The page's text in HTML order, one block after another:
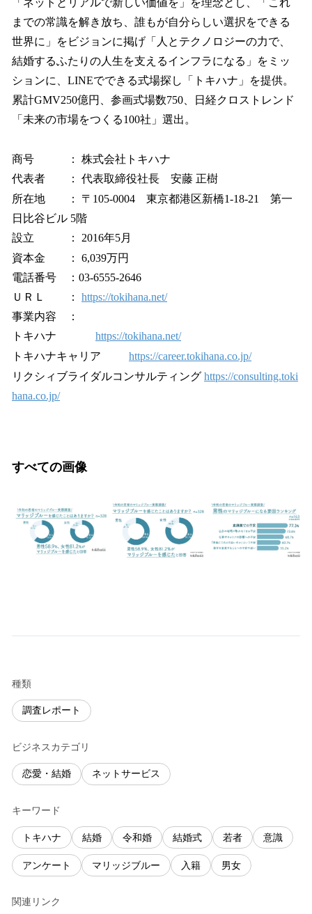
までの常識を解き放ち、誰もが自分らしい選択をできる
世界に」をビジョンに掲げ「人とテクノロジーの力で、
結婚するふたりの人生を支えるインフラになる」をミッ
ションに、LINEでできる式場探し「トキハナ」を提供。
累計GMV250億円、参画式場数750、日経クロストレンド
「未来の市場をつくる100社」選出。
商号 ： 株式会社トキハナ
代表者 ： 代表取締役社長 安藤 正樹
所在地 ： 〒105-0004 東京都港区新橋1-18-21 第一
日比谷ビル 5階
設立 ： 2016年5月
資本金 ： 6,039万円
電話番号 ：03-6555-2646
ＵＲＬ ： https://tokihana.net/
事業内容 ：
トキハナ https://tokihana.net/
トキハナキャリア https://career.tokihana.co.jp/
リクシィブライダルコンサルティング https://consulting.toki
hana.co.jp/
すべての画像
種類
調査レポート
ビジネスカテゴリ
恋愛・結婚 ネットサービス
キーワード
トキハナ 結婚 令和婚 結婚式 若者 意識
アンケート マリッジブルー 入籍 男女
関連リンク